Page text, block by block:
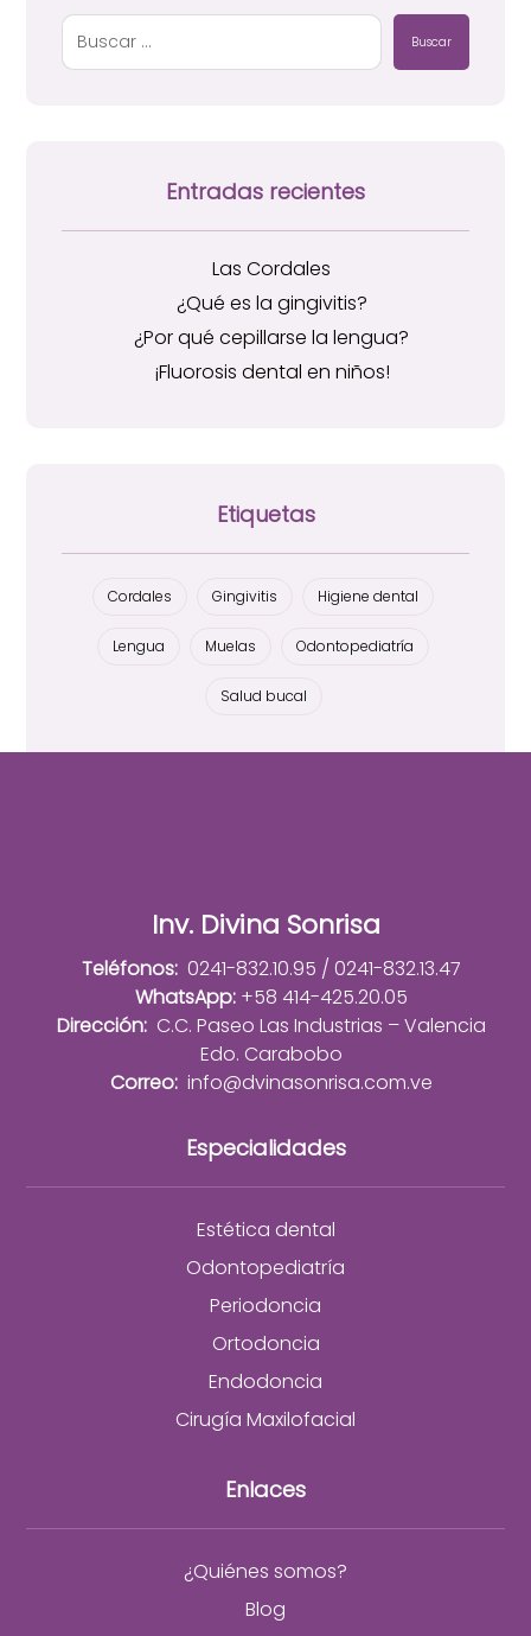
Buscar
Entradas recientes
Las Cordales
¿Qué es la gingivitis?
¿Por qué cepillarse la lengua?
¡Fluorosis dental en niños!
Etiquetas
Cordales Gingivitis Higiene dental
Lengua Muelas Odontopediatría
Salud bucal
Inv. Divina Sonrisa
Teléfonos: 0241-832.10.95 / 0241-832.13.47
WhatsApp: +58 414-425.20.05
Dirección: C.C. Paseo Las Industrias – Valencia
Edo. Carabobo
Correo: info@dvinasonrisa.com.ve
Especialidades
Estética dental
Odontopediatría
Periodoncia
Ortodoncia
Endodoncia
Cirugía Maxilofacial
Enlaces
¿Quiénes somos?
Blog